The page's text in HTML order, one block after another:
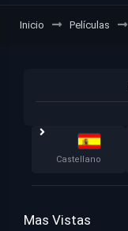
Inicio Películas
Castellano
Mas Vistas